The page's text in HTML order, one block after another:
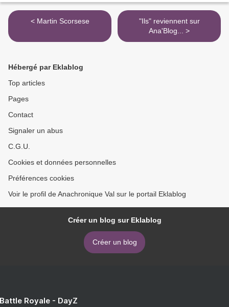
< Martin Scorsese
"Ils" reviennent sur
Ana'Blog... >
Hébergé par Eklablog
Top articles
Pages
Contact
Signaler un abus
C.G.U.
Cookies et données personnelles
Préférences cookies
Voir le profil de Anachronique Val sur le portail Eklablog
Créer un blog sur Eklablog
Créer un blog
Royale - DayZ